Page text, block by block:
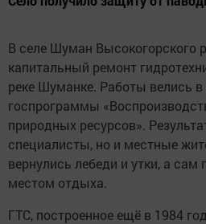
В селе Шуман Высокогорского
капитальный ремонт
реке Шуманке. Работы велись
госпрограммы
природных ресурсов».
специалисты, но и местные
вернулись лебеди и утки, а
местом отдыха.
ГТС, построенное ещё в 1984